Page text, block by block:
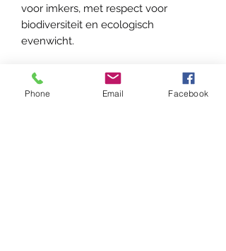
voor imkers, met respect voor
biodiversiteit en ecologisch
evenwicht.
Lokmiddel :
Phone Email Facebook